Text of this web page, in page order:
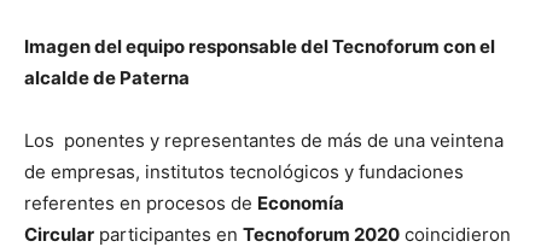
Imagen del equipo responsable del Tecnoforum con el
alcalde de Paterna
Los ponentes y representantes de más de una veintena
de empresas, institutos tecnológicos y fundaciones
referentes en procesos de Economía
Circular participantes en Tecnoforum 2020 coincidieron